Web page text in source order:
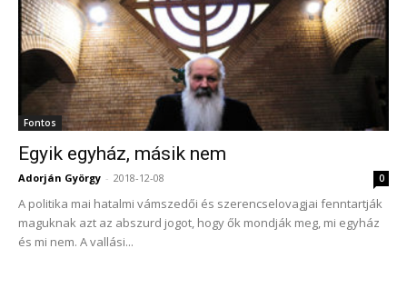
Fontos
Egyik egyház, másik nem
Adorján György - 2018-12-08 0
A politika mai hatalmi vámszedői és szerencselovagjai fenntartják
maguknak azt az abszurd jogot, hogy ők mondják meg, mi egyház
és mi nem. A vallási...